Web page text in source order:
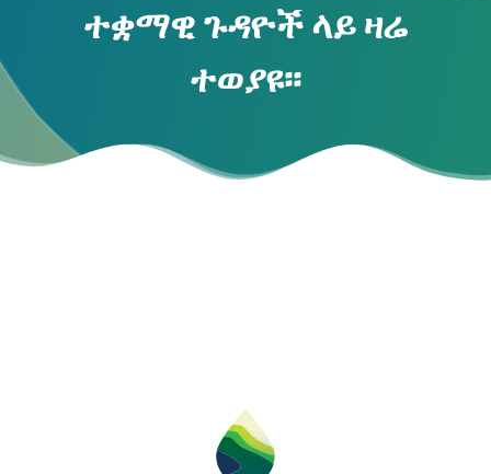
ተቋማዊ ጉዳዮች ላይ ዛሬ
ተወያዩ፡፡